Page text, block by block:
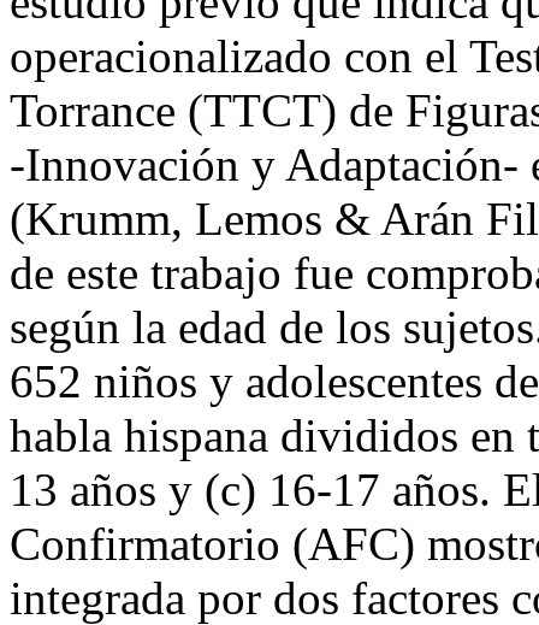
operacionalizado con el
Torrance (TTCT) de
-Innovación y Adaptación-
(Krumm, Lemos & Arán
de este trabajo fue
según la edad de los
652 niños y adolescentes
habla hispana divididos en
13 años y (c) 16-17 años.
Confirmatorio (AFC)
integrada por dos factores